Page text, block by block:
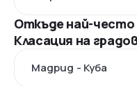
Откъде най-често
Класация на
Мадрид - Куба